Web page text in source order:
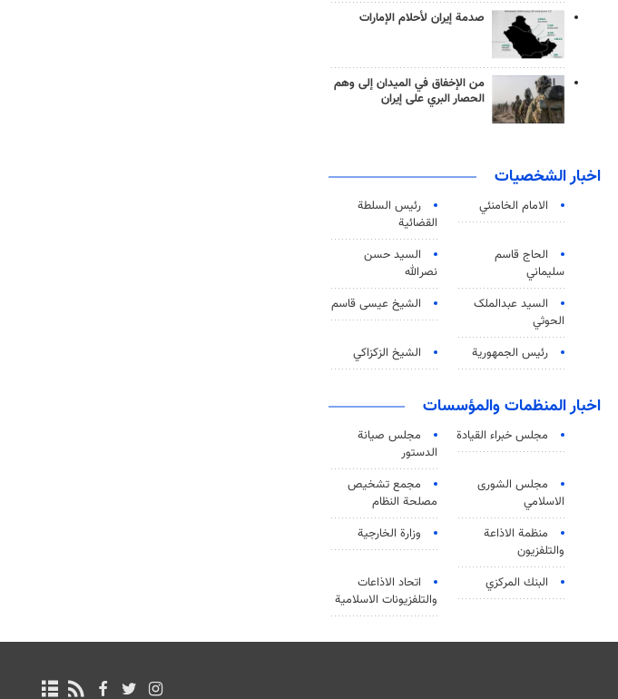
صدمة إيران لأحلام الإمارات
من الإخفاق في الميدان إلى وهم
الحصار البري على إيران
اخبار الشخصيات
الامام الخامنئي
رئیس السلطة
القضائیة
الحاج قاسم
سليماني
السيد حسن
نصرالله
السید عبدالملک
الحوثي
الشيخ عيسى قاسم
رئيس الجمهورية الشيخ الزكزاكي
اخبار المنظمات والمؤسسات
مجلس خبراء القيادة
مجلس صيانة
الدستور
مجلس الشورى
الاسلامي
مجمع تشخيص
مصلحة النظام
منظمة الاذاعة
والتلفزیون
وزارة الخارجية
البنك المركزي
اتحاد الاذاعات
والتلفزيونات الاسلامية